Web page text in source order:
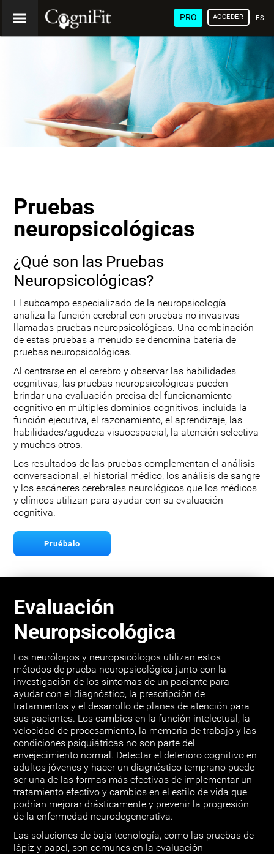
PRO ACCEDER
Pruebas
neuropsicológicas
¿Qué son las Pruebas
Neuropsicológicas?
El subcampo especializado de la neuropsicología
analiza la función cerebral con pruebas no invasivas
llamadas pruebas neuropsicológicas. Una combinación
de estas pruebas a menudo se denomina batería de
pruebas neuropsicológicas.
Al centrarse en el cerebro y observar las habilidades
cognitivas, las pruebas neuropsicológicas pueden
brindar una evaluación precisa del funcionamiento
cognitivo en múltiples dominios cognitivos, incluida la
función ejecutiva, el razonamiento, el aprendizaje, las
habilidades/agudeza visuoespacial, la atención selectiva
y muchos otros.
Los resultados de las pruebas complementan el análisis
conversacional, el historial médico, los análisis de sangre
y los escáneres cerebrales neurológicos que los médicos
y clínicos utilizan para ayudar con su evaluación
cognitiva.
Pruébalo
Evaluación
Neuropsicológica
Los neurólogos y neuropsicólogos utilizan estos
métodos de prueba neuropsicológica junto con la
investigación de los síntomas de un paciente para
ayudar con el diagnóstico, la prescripción de
tratamientos y el desarrollo de planes de atención para
sus pacientes. Los cambios en la función intelectual, la
velocidad de procesamiento, la memoria de trabajo y las
condiciones psiquiátricas no son parte del
envejecimiento normal. Detectar el deterioro cognitivo en
adultos jóvenes y hacer un diagnóstico temprano puede
ser una de las formas más efectivas de implementar un
tratamiento efectivo y cambios en el estilo de vida que
podrían mejorar drásticamente y prevenir la progresión
de la enfermedad neurodegenerativa.
Las soluciones de baja tecnología, como las pruebas de
lápiz y papel, son comunes en la evaluación